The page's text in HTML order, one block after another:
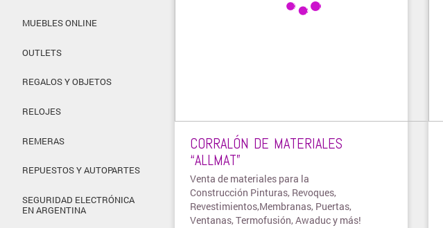
MUEBLES ONLINE
OUTLETS
REGALOS Y OBJETOS
RELOJES
REMERAS
REPUESTOS Y AUTOPARTES
SEGURIDAD ELECTRÓNICA
EN ARGENTINA
CORRALÓN DE MATERIALES
“ALLMAT”
Venta de materiales para la
Construcción Pinturas, Revoques,
Revestimientos,Membranas, Puertas,
Ventanas, Termofusión, Awaduc y más!